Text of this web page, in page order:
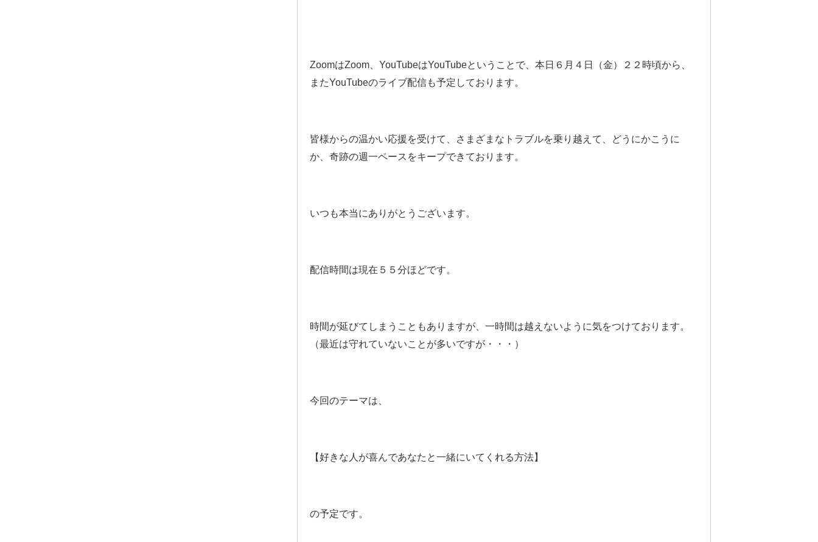
ZoomはZoom、YouTubeはYouTubeということで、本日６月４日（金）２２時頃から、
またYouTubeのライブ配信も予定しております。
皆様からの温かい応援を受けて、さまざまなトラブルを乗り越えて、どうにかこうに
か、奇跡の週一ペースをキープできております。
いつも本当にありがとうございます。
配信時間は現在５５分ほどです。
時間が延びてしまうこともありますが、一時間は越えないように気をつけております。
（最近は守れていないことが多いですが・・・）
今回のテーマは、
【好きな人が喜んであなたと一緒にいてくれる方法】
の予定です。